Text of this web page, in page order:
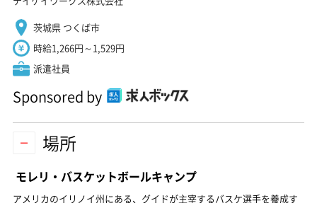
茨城県 つくば市
時給1,266円～1,529円
派遣社員
Sponsored by
場所
モレリ・バスケットボールキャンプ
アメリカのイリノイ州にある、グイドが主宰するバスケ選手を養成す